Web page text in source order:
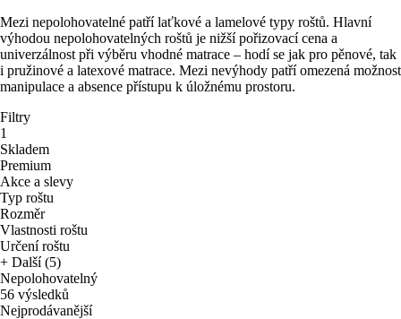
Mezi nepolohovatelné patří laťkové a lamelové typy roštů. Hlavní
výhodou nepolohovatelných roštů je nižší pořizovací cena a
univerzálnost při výběru vhodné matrace – hodí se jak pro pěnové, tak
i pružinové a latexové matrace. Mezi nevýhody patří omezená možnost
manipulace a absence přístupu k úložnému prostoru.
Filtry
1
Skladem
Premium
Akce a slevy
Typ roštu
Rozměr
Vlastnosti roštu
Určení roštu
+ Další (5)
Nepolohovatelný
56 výsledků
Nejprodávanější